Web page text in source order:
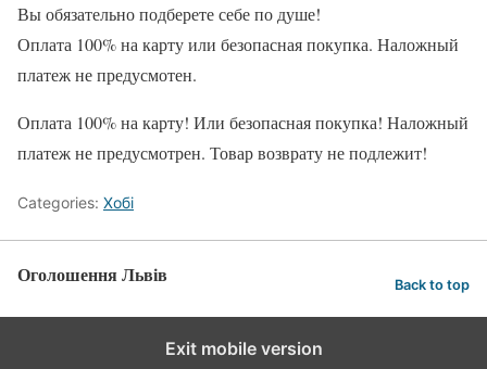
Вы обязательно подберете себе по душе!
Оплата 100% на карту или безопасная покупка. Наложный
платеж не предусмотен.
Оплата 100% на карту! Или безопасная покупка! Наложный
платеж не предусмотрен. Товар возврату не подлежит!
Categories: Хобі
Оголошення Львів Back to top
Exit mobile version